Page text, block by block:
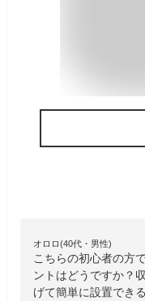
オロロ(40代・男性)
こちらの初心者の方
ントはどうですか？
げて簡単に設置でき